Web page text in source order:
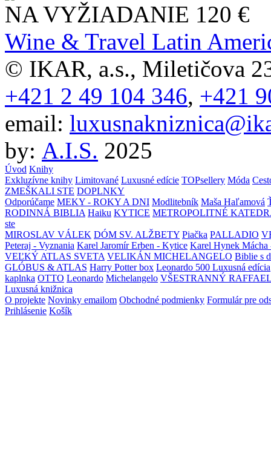
NA VYŽIADANIE 120 €
Wine & Travel Latin
© IKAR, a.s., Miletičova
+421 2 49 104 346, +421
email:
by: A.I.S. 2025
Úvod Knihy
Exkluzívne knihy Limitované Luxusné edície TOPsellery Móda
ZMEŠKALI STE DOPLNKY
Odporúčame MEKY - ROKY A DNI Modlitebník Maša Haľamová
RODINNÁ BIBLIA Haiku KYTICE METROPOLITNÉ
ste
MIROSLAV VÁLEK DÓM SV. ALŽBETY Piačka PALLADIO
Peteraj - Vyznania Karel Jaromír Erben - Kytice Karel Hynek Mácha
VEĽKÝ ATLAS SVETA VELIKÁN MICHELANGELO Biblie s
GLÓBUS & ATLAS Harry Potter box Leonardo 500 Luxusná edícia
kaplnka OTTO Leonardo Michelangelo VŠESTRANNÝ
Luxusná knižnica
O projekte Novinky emailom Obchodné podmienky Formulár pre
Prihlásenie Košík